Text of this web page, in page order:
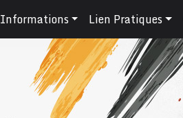
Informations Lien Pratiques